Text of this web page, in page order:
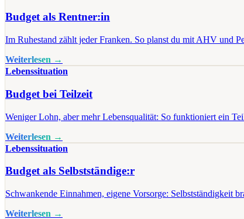
Budget als Rentner:in
Im Ruhestand zählt jeder Franken. So planst du mit AHV und
Weiterlesen →
Lebenssituation
Budget bei Teilzeit
Weniger Lohn, aber mehr Lebensqualität: So funktioniert ein
Weiterlesen →
Lebenssituation
Budget als Selbstständige:r
Schwankende Einnahmen, eigene Vorsorge: Selbstständigkeit
Weiterlesen →